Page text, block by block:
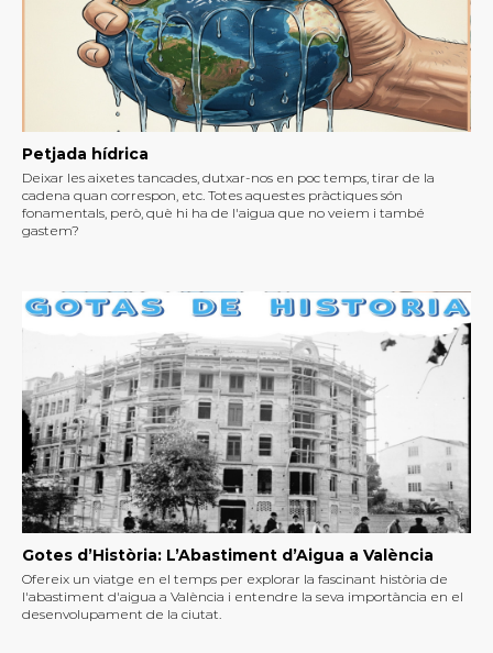
Petjada hídrica
Deixar les aixetes tancades, dutxar-nos en poc temps, tirar de la
cadena quan correspon, etc. Totes aquestes pràctiques són
fonamentals, però, què hi ha de l'aigua que no veiem i també
gastem?
Gotes d’Història: L’Abastiment d’Aigua a València
Ofereix un viatge en el temps per explorar la fascinant història de
l'abastiment d'aigua a València i entendre la seva importància en el
desenvolupament de la ciutat.